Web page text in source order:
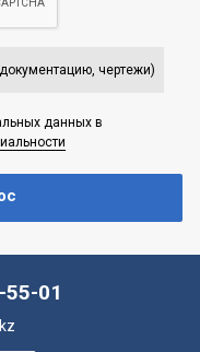
чертежи)
данных в
01